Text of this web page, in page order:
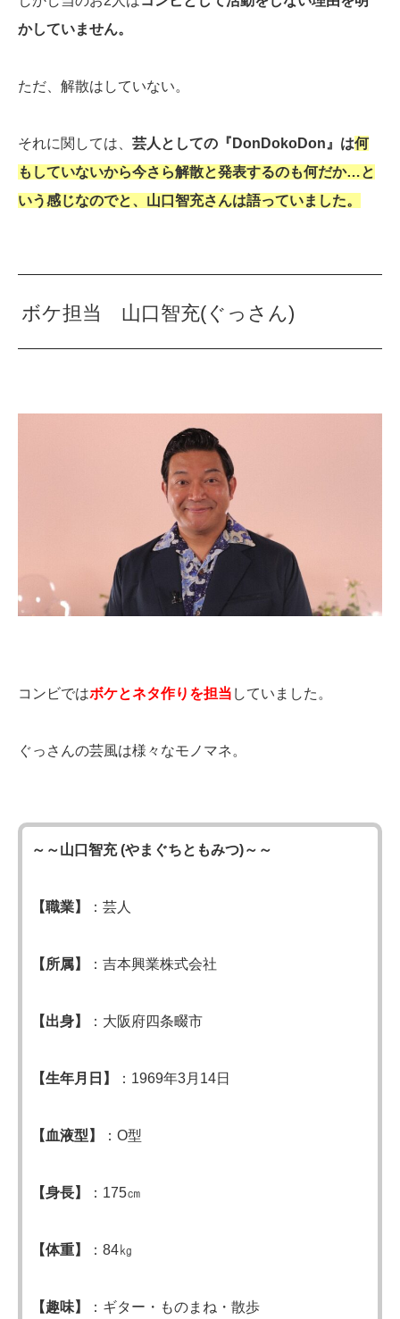
かしていません。
ただ、解散はしていない。
それに関しては、 芸人としての『DonDokoDon』は何
もしていないから今さら解散と発表するのも何だか…と
いう感じなのでと、山口智充さんは語っていました。
ボケ担当 山口智充(ぐっさん)
コンビではボケとネタ作りを担当 していました。
ぐっさんの芸風は様々なモノマネ。
～～山口智充 (やまぐちともみつ)～～
【職業】 ：芸人
【所属】 ：吉本興業株式会社
【出身】 ：大阪府四条畷市
【生年月日】 ：1969年3月14日
【血液型】 ：O型
【身長】 ：175㎝
【体重】 ：84㎏
【趣味】 ：ギター・ものまね・散歩